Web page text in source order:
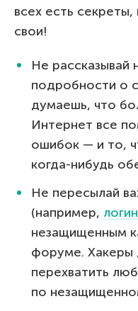
всех есть
свои!
Не рассказывай
подробности о
думаешь, что
Интернет все
ошибок — и то,
когда-нибудь
Не пересылай
(например,
незащищенным
форуме. Хакеры
перехватить
по